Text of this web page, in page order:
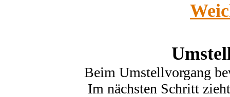
Beim Umstellvorgang
Im nächsten Schritt